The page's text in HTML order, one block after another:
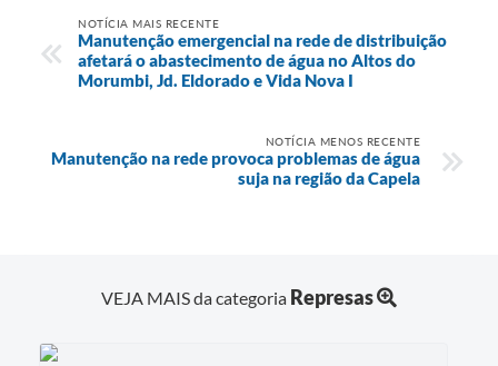
NOTÍCIA MAIS RECENTE
Manutenção emergencial na rede de distribuição
afetará o abastecimento de água no Altos do
Morumbi, Jd. Eldorado e Vida Nova I
NOTÍCIA MENOS RECENTE
Manutenção na rede provoca problemas de água
suja na região da Capela
VEJA MAIS da categoria Represas